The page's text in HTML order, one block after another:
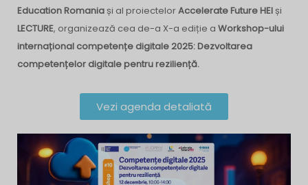
Education Romaniași al proiectelorAccelerate Future HEIși
LECTURE, organizează cea de-a X-a ediție a Workshop-ului
internațional competențe digitale 2025: Dezvoltarea
competențelor digitale pentru reziliență.
Vezi agenda detaliată